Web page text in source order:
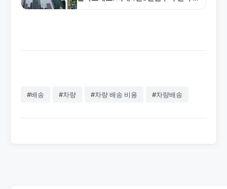
#배송 #차량 #차량 배송 비용 #차량배송